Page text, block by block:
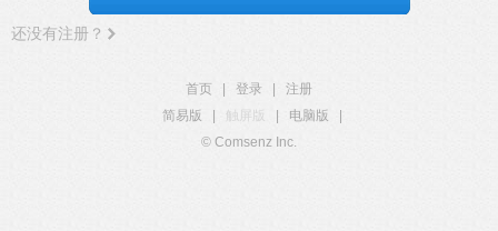
还没有注册？
首页 登录
注册
简易版
触屏版 电脑版
© Comsenz Inc.